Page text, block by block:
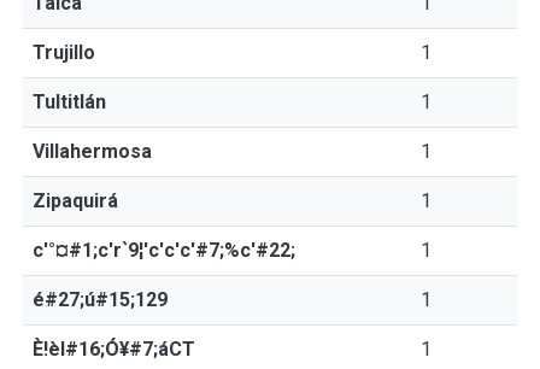
Trujillo 1
Tultitlán 1
Villahermosa 1
Zipaquirá 1
c'°¤#1;c'r`9¦'c'c'c'#7;%c'#22; 1
é#27;ú#15;129 1
È!èI#16;Ó¥#7;áCT 1